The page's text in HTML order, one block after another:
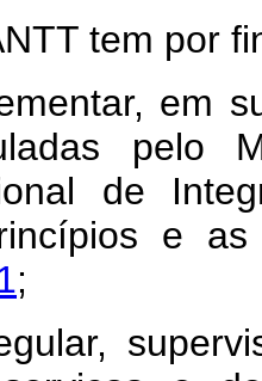
tem por
em sua
pelo
de
e
;